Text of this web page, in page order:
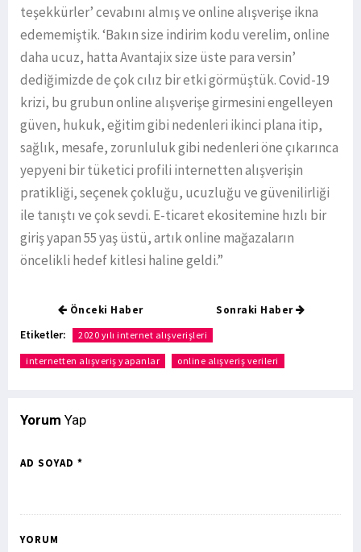
teşekkürler’ cevabını almış ve online alışverişe ikna
edememiştik. ‘Bakın size indirim kodu verelim, online
daha ucuz, hatta Avantajix size üste para versin’
dediğimizde de çok cılız bir etki görmüştük. Covid-19
krizi, bu grubun online alışverişe girmesini engelleyen
güven, hukuk, eğitim gibi nedenleri ikinci plana itip,
sağlık, mesafe, zorunluluk gibi nedenleri öne çıkarınca
yepyeni bir tüketici profili internetten alışverişin
pratikliği, seçenek çokluğu, ucuzluğu ve güvenilirliği
ile tanıştı ve çok sevdi. E-ticaret ekositemine hızlı bir
giriş yapan 55 yaş üstü, artık online mağazaların
öncelikli hedef kitlesi haline geldi.”
Önceki Haber Sonraki Haber
Etiketler: 2020 yılı internet alışverişleri
internetten alışveriş yapanlar online alışveriş verileri
Yorum Yap
AD SOYAD *
YORUM